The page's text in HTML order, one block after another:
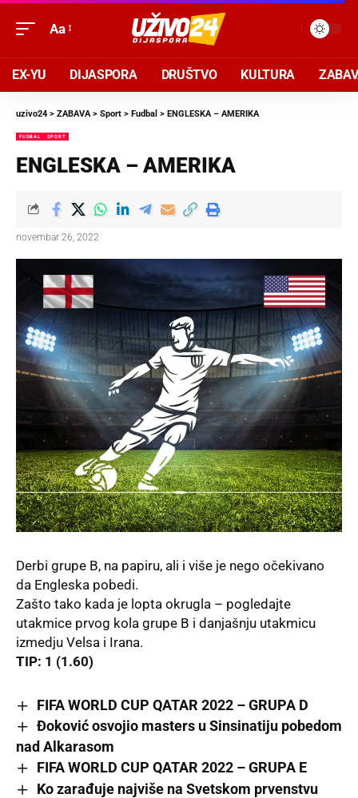
Aa
EX-YU DIJASPORA DRUŠTVO KULTURA
uzivo24 > ZABAVA> Sport > Fudbal > ENGLESKA – AMERIKA
FUDBAL SPORT
ENGLESKA – AMERIKA
novembar 26, 2022
Derbi grupe B, na papiru, ali i više je nego očekivano
da Engleska pobedi.
Zašto tako kada je lopta okrugla – pogledajte
utakmice prvog kola grupe B i danjašnju utakmicu
izmedju Velsa i Irana.
TIP: 1 (1.60)
FIFA WORLD CUP QATAR 2022 – GRUPA D
Đoković osvojio masters u Sinsinatiju pobedom
nad Alkarasom
FIFA WORLD CUP QATAR 2022 – GRUPA E
Ko zarađuje najviše na Svetskom prvenstvu